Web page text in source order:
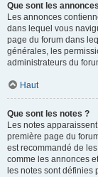
Que sont les
Les annonces
dans lequel vous
page du forum dans
générales, les
administrateurs du
Haut
Que sont les notes ?
Les notes
première page du
est recommandé de
comme les annonces
les notes sont définies